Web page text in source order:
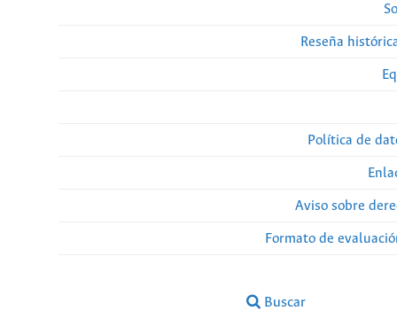
Reseña
Política de
Aviso sobre
Formato de
Buscar